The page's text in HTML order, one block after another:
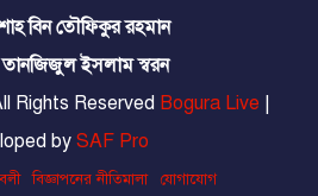
বিন তৌফিকুর রহমান
তানজিজুল ইসলাম স্বরন
Rights Reserved Bogura Live
by SAF Pro
বিজ্ঞাপনের নীতিমালা যোগাযোগ